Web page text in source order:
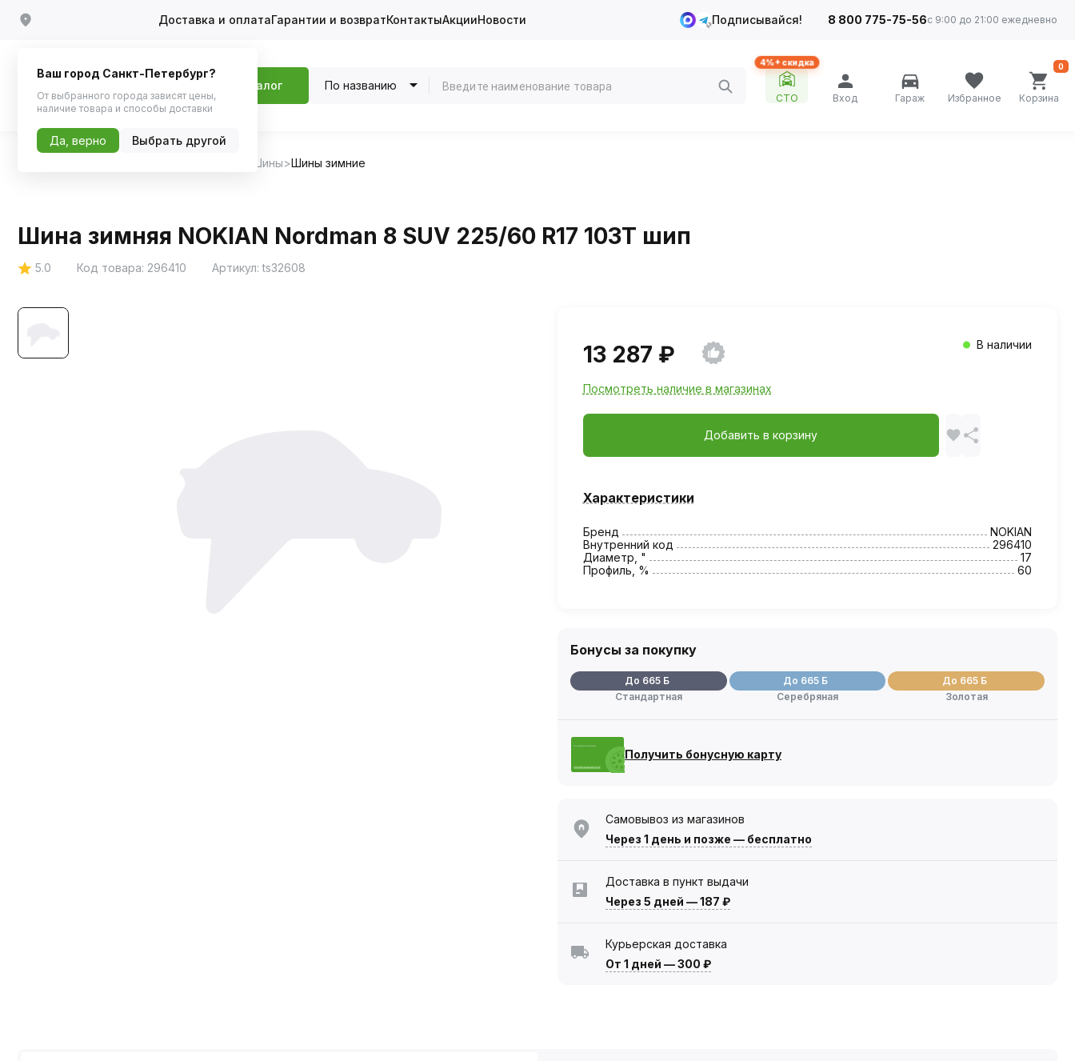
Доставка и оплатаГарантии и возвратКонтактыАкцииНовости Подписывайся! 8 800 775-75-56с 9:00 до 21:00 ежедневно
Каталог По названию
4%+ скидка
СТО Вход Гараж Избранное Корзина
0
Шины Шины зимние
Шина зимняя NOKIAN Nordman 8 SUV 225/60 R17 103T шип
5.0 Код товара: 296410 Артикул:ts32608
13 287 ₽ В наличии
Посмотреть наличие в магазинах
Добавить в корзину
Характеристики
Бренд
NOKIAN
Внутренний код
296410
Диаметр, "
17
Профиль, %
60
Бонусы за покупку
До 665 Б
Стандартная
До 665 Б
Серебряная
До 665 Б
Золотая
Получить бонусную карту
Самовывоз из магазинов
Через 1 день и позже — бесплатно
Доставка в пункт выдачи
Через 5 дней —187 ₽
Курьерская доставка
От 1 дней —300 ₽
Ваш город Санкт-Петербург?
От выбранного города зависят цены,
наличие товара и способы доставки
Да, верно Выбрать другой